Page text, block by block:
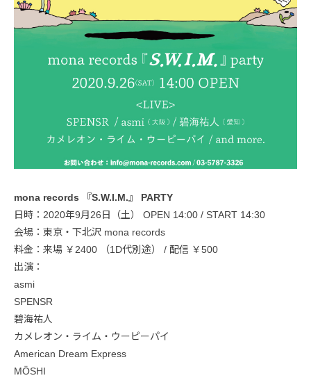
mona records 『S.W.I.M.』 PARTY
日時：2020年9月26日（土） OPEN 14:00 / START 14:30
会場：東京・下北沢 mona records
料金：来場 ￥2400 （1D代別途） / 配信 ￥500
出演：
asmi
SPENSR
碧海祐人
カメレオン・ライム・ウーピーパイ
American Dream Express
MÖSHI